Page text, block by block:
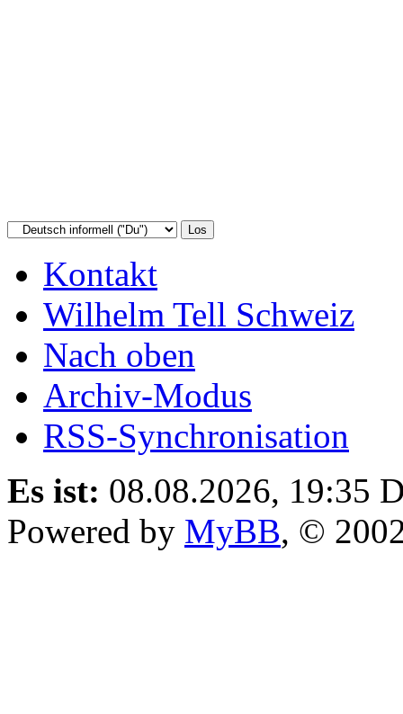
Kontakt
Wilhelm Tell Schweiz
Nach oben
Archiv-Modus
RSS-Synchronisation
Es ist: 08.08.2026, 19:35
Powered by MyBB, ©